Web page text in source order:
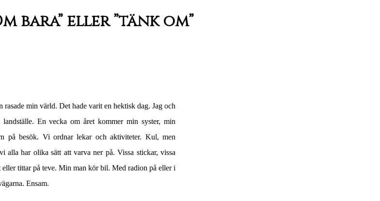
bara” eller ”tänk om”
rasade min värld. Det hade varit en hektisk dag. Jag och
En vecka om året kommer min syster, min
på besök. Vi ordnar lekar och aktiviteter. Kul, men
alla har olika sätt att varva ner på. Vissa stickar, vissa
eller tittar på teve. Min man kör bil. Med radion på eller i
Ensam.